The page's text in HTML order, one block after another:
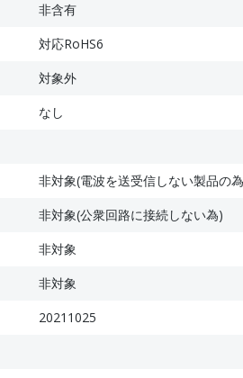
非含有
対応RoHS6
対象外
なし
非対象(電波を送受信しない製品の
非対象(公衆回路に接続しない為)
非対象
非対象
20211025